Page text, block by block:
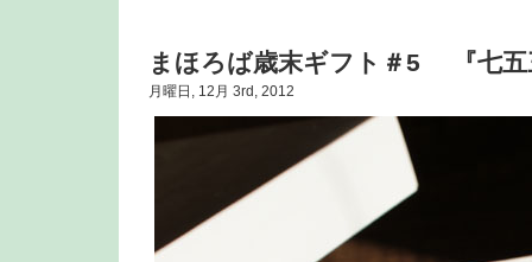
まほろば歳末ギフト＃5 『七五
月曜日, 12月 3rd, 2012